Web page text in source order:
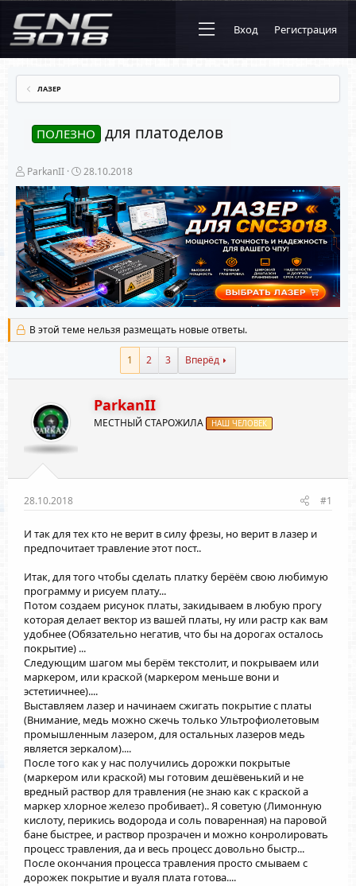
Вход Регистрация
ЛАЗЕР
ПОЛЕЗНО для платоделов
А
в
т
о
р
т
е
м
ы
ParkanII
Д
а
т
а
н
а
ч
а
л
а
28.10.2018
В этой теме нельзя размещать новые ответы.
1 2 3 Вперёд
ParkanII
МЕСТНЫЙ СТАРОЖИЛА НАШ ЧЕЛОВЕК
28.10.2018 #1
И так для тех кто не верит в силу фрезы, но верит в лазер и
предпочитает травление этот пост..
Итак, для того чтобы сделать платку берёём свою любимую
программу и рисуем плату...
Потом создаем рисунок платы, закидываем в любую прогу
которая делает вектор из вашей платы, ну или растр как вам
удобнее (Обязательно негатив, что бы на дорогах осталось
покрытие) ...
Следующим шагом мы берём текстолит, и покрываем или
маркером, или краской (маркером меньше вони и
эстетиичнее)....
Выставляем лазер и начинаем сжигать покрытие с платы
(Внимание, медь можно сжечь только Ультрофиолетовым
промышленным лазером, для остальных лазеров медь
является зеркалом)....
После того как у нас получились дорожки покрытые
(маркером или краской) мы готовим дешёвенький и не
вредный раствор для травления (не знаю как с краской а
маркер хлорное железо пробивает).. Я советую (Лимонную
кислоту, перикись водорода и соль поваренная) на паровой
бане быстрее, и раствор прозрачен и можно конролировать
процесс травления, да и весь процесс довольно быстр...
После окончания процесса травления просто смываем с
дорожек покрытие и вуаля плата готова....